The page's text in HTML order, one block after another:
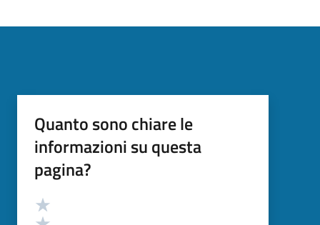
Quanto sono chiare le
informazioni su questa
pagina?
Valutazione